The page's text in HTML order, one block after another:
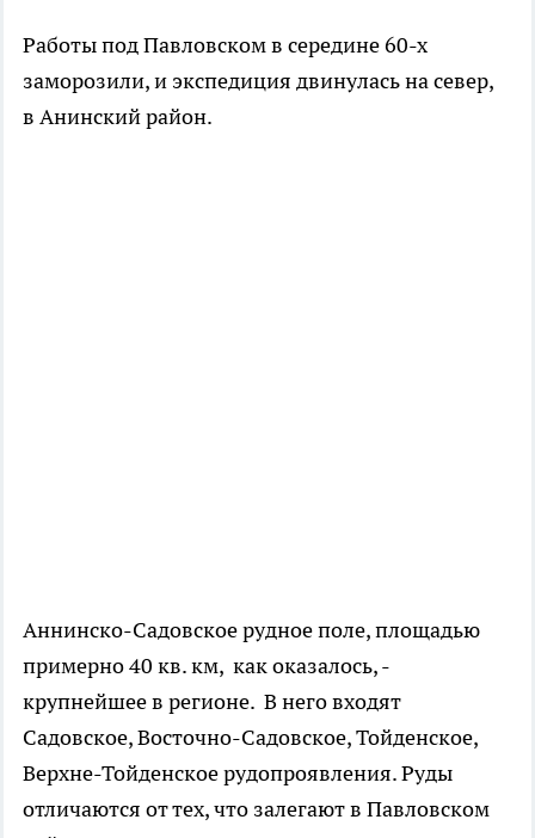
Работы под Павловском в середине 60-х
заморозили, и экспедиция двинулась на север,
в Анинский район.
Аннинско-Садовское рудное поле, площадью
примерно 40 кв. км, как оказалось, -
крупнейшее в регионе. В него входят
Садовское, Восточно-Садовское, Тойденское,
Верхне-Тойденское рудопроявления. Руды
отличаются от тех, что залегают в Павловском